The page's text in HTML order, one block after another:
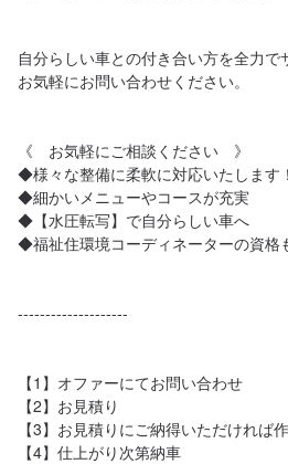
自分らしい車との付き合い方を全力
お気軽にお問い合わせください。
《　お気軽にご相談ください　》
◆様々な整備に柔軟に対応いたします！
◆細かいメニューやコースが充実
◆【水圧転写】で自分らしい車へ
◆福祉住環境コーディネーターの資格
--------------------
【1】オファーにてお問い合わせ
【2】お見積り
【3】お見積りにご納得いただければ
【4】仕上がり次第納車